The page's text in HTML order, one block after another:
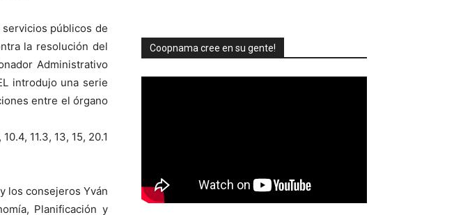
públicos de
la resolución del
Administrativo
introdujo una serie
entre el órgano
11.3, 13, 15, 20.1
los consejeros Yván
Planificación y
Coopnama cree en su gente!